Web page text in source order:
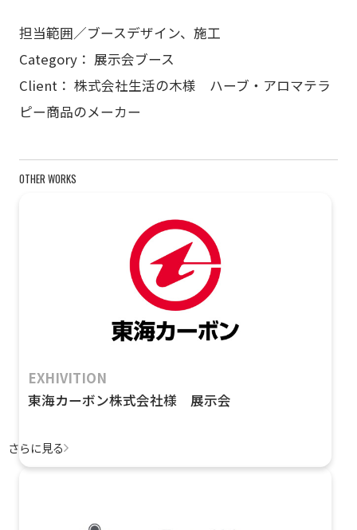
担当範囲／ブースデザイン、施工
Category： 展示会ブース
Client： 株式会社生活の木様 ハーブ・アロマテラ
ピー商品のメーカー
OTHER WORKS
EXHIVITION
東海カーボン株式会社様 展示会
さらに見る